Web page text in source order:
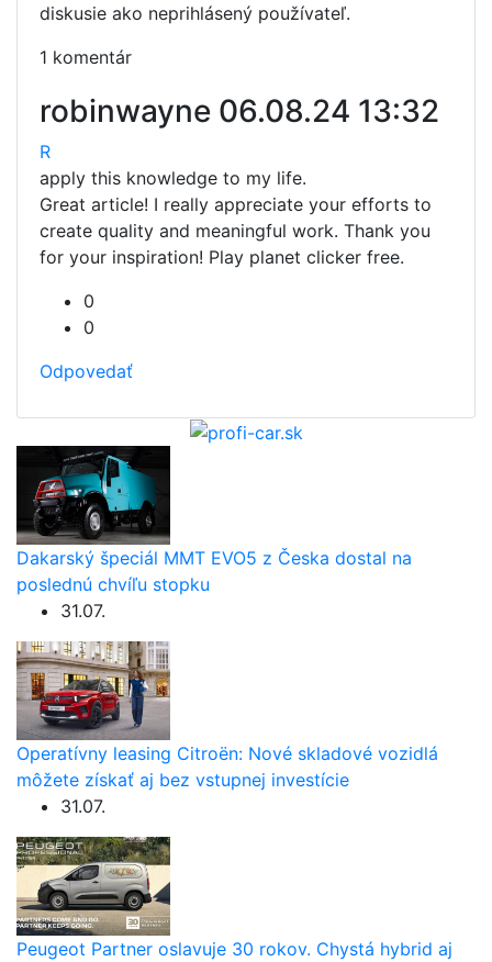
diskusie ako neprihlásený používateľ.
1 komentár
robinwayne 06.08.24 13:32
R
apply this knowledge to my life.
Great article! I really appreciate your efforts to
create quality and meaningful work. Thank you
for your inspiration! Play planet clicker free.
0
0
Odpovedať
Dakarský špeciál MMT EVO5 z Česka dostal na
poslednú chvíľu stopku
31.07.
Operatívny leasing Citroën: Nové skladové vozidlá
môžete získať aj bez vstupnej investície
31.07.
Peugeot Partner oslavuje 30 rokov. Chystá hybrid aj